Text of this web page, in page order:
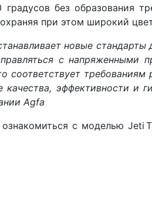
без образования
при этом широкий
новые
с напряженными
соответствует
эффективности и
Agfa
с моделью Jeti